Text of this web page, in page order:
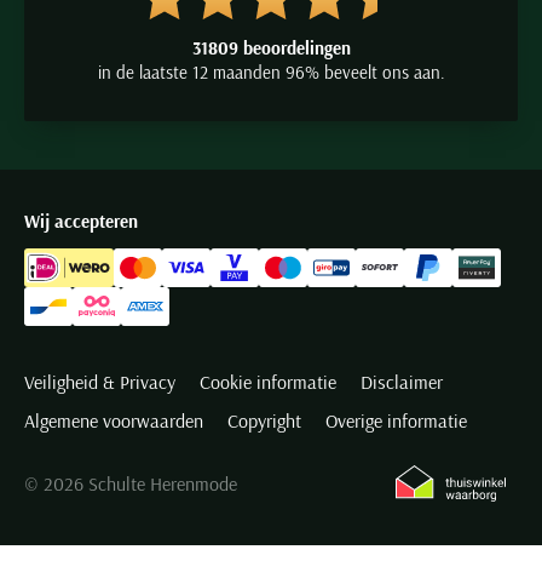
31809 beoordelingen
in de laatste 12 maanden 96% beveelt ons aan.
Wij accepteren
Veiligheid & Privacy Cookie informatie
Disclaimer
Algemene voorwaarden
Copyright Overige informatie
© 2026 Schulte Herenmode